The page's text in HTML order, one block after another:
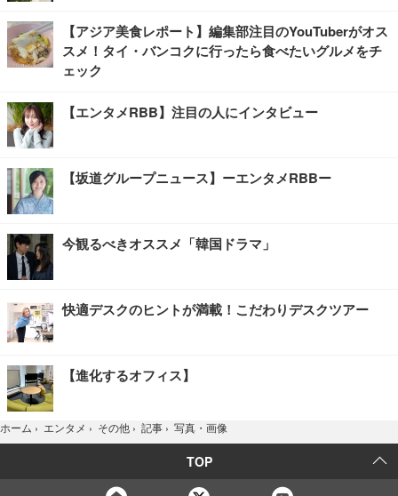
【アジア美食レポート】編集部注目のYouTuberがオス
スメ！タイ・バンコクに行ったら食べたいグルメをチ
ェック
【エンタメRBB】注目の人にインタビュー
【坂道グループニュース】ーエンタメRBBー
今観るべきオススメ「韓国ドラマ」
快適デスクのヒントが満載！こだわりデスクツアー
【進化するオフィス】
ホーム › エンタメ › その他 › 記事 › 写真・画像
TOP